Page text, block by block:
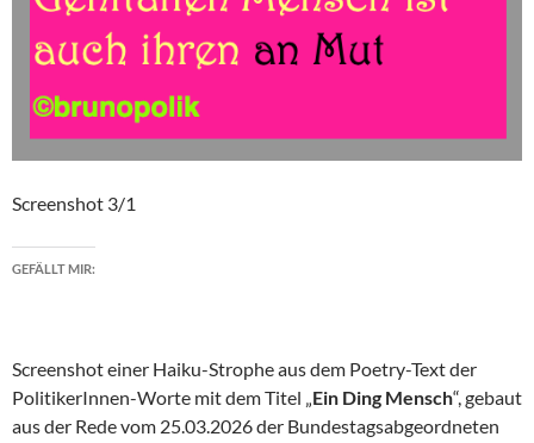
Screenshot 3/1
GEFÄLLT MIR:
Screenshot einer Haiku-Strophe aus dem Poetry-Text der
PolitikerInnen-Worte mit dem Titel „Ein Ding Mensch“, gebaut
aus der Rede vom 25.03.2026 der Bundestagsabgeordneten